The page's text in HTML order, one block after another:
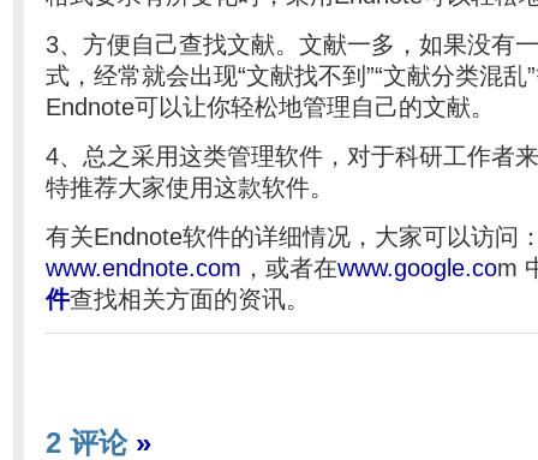
3、方便自己查找文献。文献一多，如果没有
式，经常就会出现“文献找不到”“文献分类混乱
Endnote可以让你轻松地管理自己的文献。
4、总之采用这类管理软件，对于科研工作者
特推荐大家使用这款软件。
有关Endnote软件的详细情况，大家可以访问
www.endnote.com ，或者在www.google.com
件查找相关方面的资讯。
2 评论 »